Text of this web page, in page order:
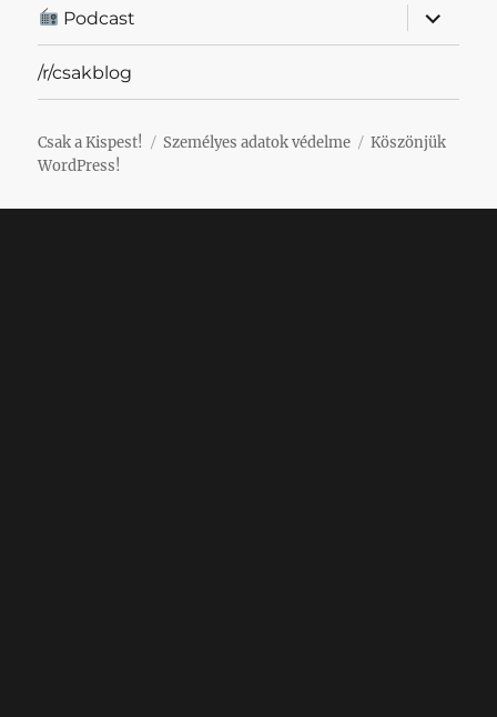
Podcast
almenü
/r/csakblog
Csak a Kispest! Személyes adatok védelme
Köszönjük
WordPress!